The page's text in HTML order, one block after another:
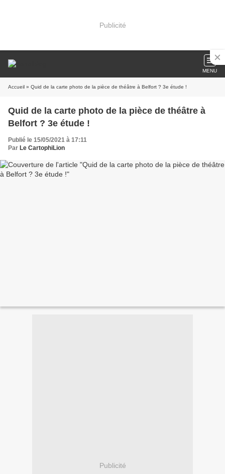
Publicité
MENU
Accueil » Quid de la carte photo de la pièce de théâtre à Belfort ? 3e étude !
Quid de la carte photo de la pièce de théâtre à
Belfort ? 3e étude !
Publié le 15/05/2021 à 17:11
Par Le CartophiLion
Publicité